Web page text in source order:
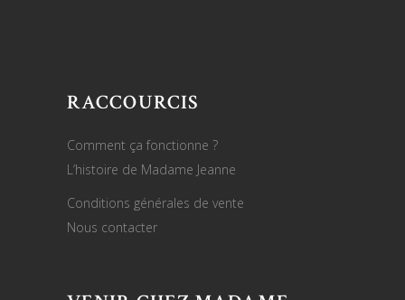
RACCOURCIS
Comment ça fonctionne ?
L’histoire de Madame Jeanne
Conditions générales de vente
Nous contacter